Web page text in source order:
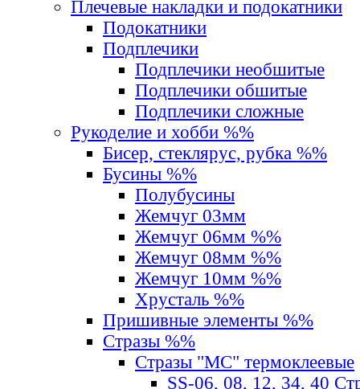
Плечевые накладки и подокатники
Подокатники
Подплечики
Подплечики необшитые
Подплечики обшитые
Подплечики сложные
Рукоделие и хобби %%
Бисер, стеклярус, рубка %%
Бусины %%
Полубусины
Жемчуг 03мм
Жемчуг 06мм %%
Жемчуг 08мм %%
Жемчуг 10мм %%
Хрусталь %%
Пришивные элементы %%
Стразы %%
Стразы "MС" термоклеевые
SS-06, 08, 12, 34, 40